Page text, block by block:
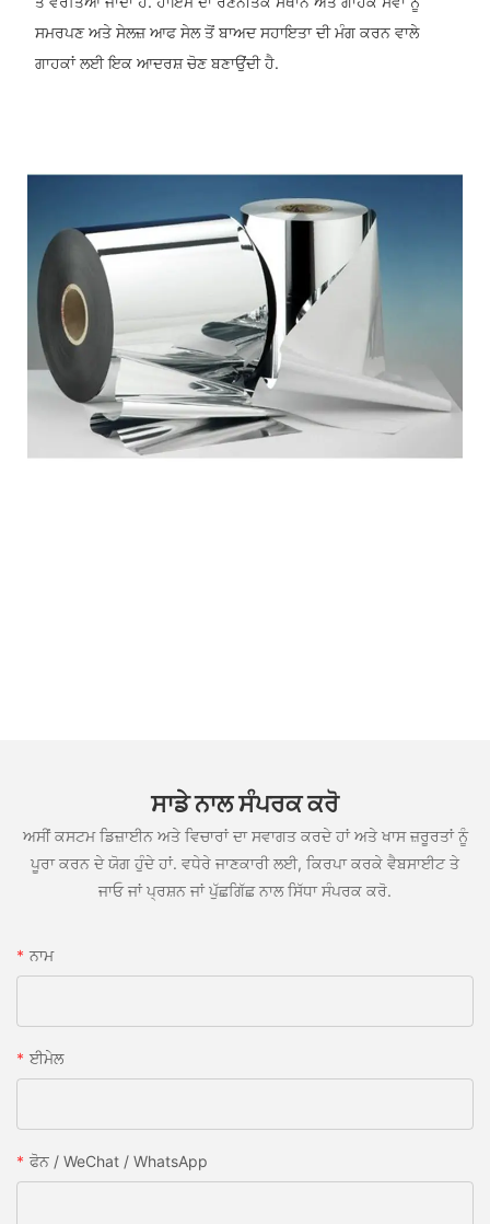
ਸਮਰਪਣ ਅਤੇ ਸੇਲਜ਼ ਆਫ ਸੇਲ ਤੋਂ ਬਾਅਦ ਸਹਾਇਤਾ ਦੀ ਮੰਗ ਕਰਨ ਵਾਲੇ
ਗਾਹਕਾਂ ਲਈ ਇਕ ਆਦਰਸ਼ ਚੋਣ ਬਣਾਉਂਦੀ ਹੈ.
ਸਾਡੇ ਨਾਲ ਸੰਪਰਕ ਕਰੋ
ਅਸੀਂ ਕਸਟਮ ਡਿਜ਼ਾਈਨ ਅਤੇ ਵਿਚਾਰਾਂ ਦਾ ਸਵਾਗਤ ਕਰਦੇ ਹਾਂ ਅਤੇ ਖਾਸ ਜ਼ਰੂਰਤਾਂ ਨੂੰ
ਪੂਰਾ ਕਰਨ ਦੇ ਯੋਗ ਹੁੰਦੇ ਹਾਂ. ਵਧੇਰੇ ਜਾਣਕਾਰੀ ਲਈ, ਕਿਰਪਾ ਕਰਕੇ ਵੈਬਸਾਈਟ ਤੇ
ਜਾਓ ਜਾਂ ਪ੍ਰਸ਼ਨ ਜਾਂ ਪੁੱਛਗਿੱਛ ਨਾਲ ਸਿੱਧਾ ਸੰਪਰਕ ਕਰੋ.
ਨਾਮ
ਈਮੇਲ
ਫੋਨ / WeChat / WhatsApp